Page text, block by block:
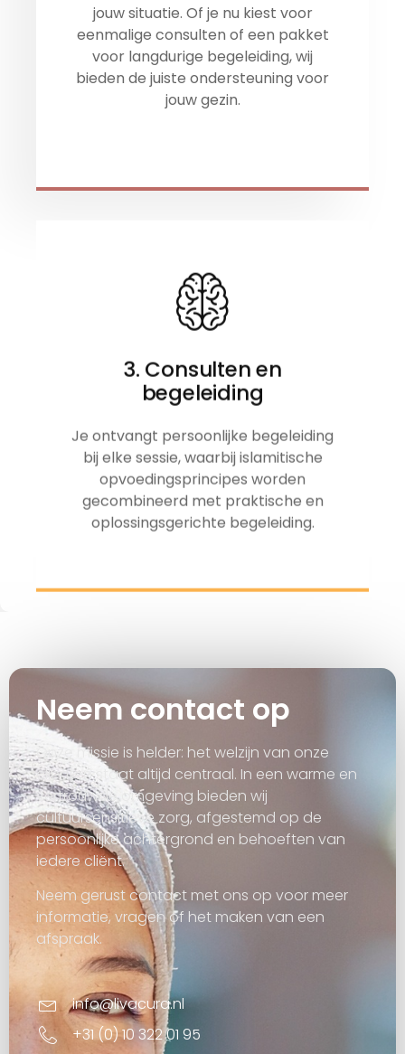
jouw situatie. Of je nu kiest voor
eenmalige consulten of een pakket
voor langdurige begeleiding, wij
bieden de juiste ondersteuning voor
jouw gezin.
3. Consulten en
begeleiding
Je ontvangt persoonlijke begeleiding
bij elke sessie, waarbij islamitische
opvoedingsprincipes worden
gecombineerd met praktische en
oplossingsgerichte begeleiding.
Neem contact op
Onze missie is helder: het welzijn van onze
cliënten staat altijd centraal. In een warme en
vertrouwde omgeving bieden wij
cultuursensitieve zorg, afgestemd op de
persoonlijke achtergrond en behoeften van
iedere cliënt.
Neem gerust contact met ons op voor meer
informatie, vragen of het maken van een
afspraak.
info@livacura.nl
+31 (0) 10 322 01 95